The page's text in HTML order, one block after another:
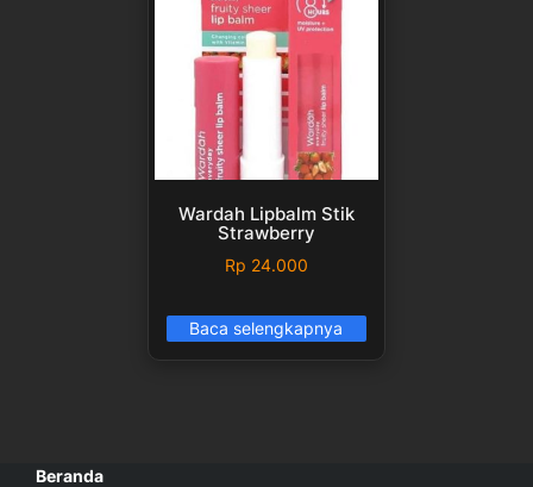
Wardah Lipbalm Stik
Strawberry
Rp 24.000
Baca selengkapnya
Beranda